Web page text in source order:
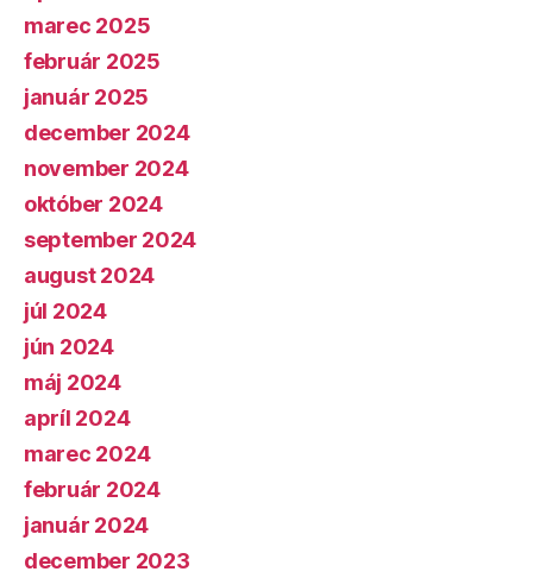
marec 2025
február 2025
január 2025
december 2024
november 2024
október 2024
september 2024
august 2024
júl 2024
jún 2024
máj 2024
apríl 2024
marec 2024
február 2024
január 2024
december 2023